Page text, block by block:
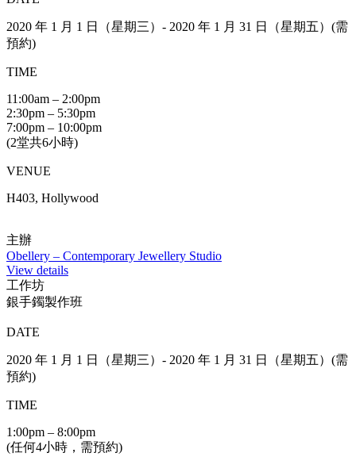
2020 年 1 月 1 日（星期三）- 2020 年 1 月 31 日（星期五）(需
預約)
TIME
11:00am – 2:00pm
2:30pm – 5:30pm
7:00pm – 10:00pm
(2堂共6小時)
VENUE
H403, Hollywood
主辦
Obellery – Contemporary Jewellery Studio
View details
工作坊
銀手鐲製作班
DATE
2020 年 1 月 1 日（星期三）- 2020 年 1 月 31 日（星期五）(需
預約)
TIME
1:00pm – 8:00pm
(任何4小時，需預約)